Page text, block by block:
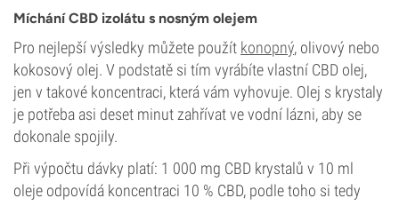
Míchání CBD izolátu s nosným olejem
Pro nejlepší výsledky můžete použít konopný, olivový nebo
kokosový olej. V podstatě si tím vyrábíte vlastní CBD olej,
jen v takové koncentraci, která vám vyhovuje. Olej s krystaly
je potřeba asi deset minut zahřívat ve vodní lázni, aby se
dokonale spojily.
Při výpočtu dávky platí: 1 000 mg CBD krystalů v 10 ml
oleje odpovídá koncentraci 10 % CBD, podle toho si tedy